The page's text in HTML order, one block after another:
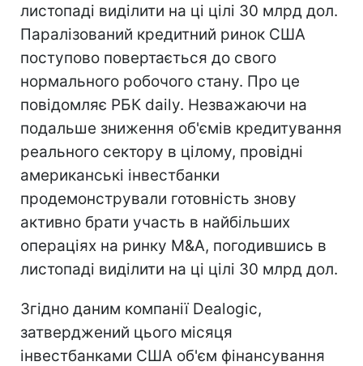
листопаді виділити на ці цілі 30 млрд дол.
Паралізований кредитний ринок США
поступово повертається до свого
нормального робочого стану. Про це
повідомляє РБК daily. Незважаючи на
подальше зниження об'ємів кредитування
реального сектору в цілому, провідні
американські інвестбанки
продемонстрували готовність знову
активно брати участь в найбільших
операціях на ринку M&A, погодившись в
листопаді виділити на ці цілі 30 млрд дол.
Згідно даним компанії Dealogic,
затверджений цього місяця
інвестбанками США об'єм фінансування